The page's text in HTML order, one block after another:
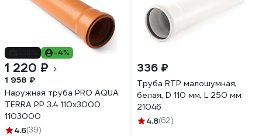
-4%
1 220 ₽
1 958 ₽
Наружная труба PRO AQUA
TERRA PP 3.4 110x3000
1103000
4.6(39)
336 ₽
Труба RTP малошумная,
белая, D 110 мм, L 250 мм
21046
4.8(62)